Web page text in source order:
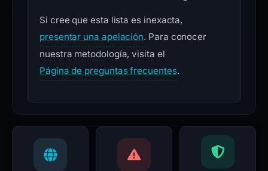
Si cree que esta lista es inexacta,
presentar una apelación. Para conocer
nuestra metodología, visita el
Página de preguntas frecuentes.